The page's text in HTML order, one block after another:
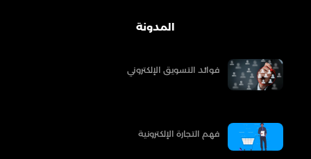
المدونة
فوائد التسويق الإلكتروني
فهم التجارة الإلكترونية